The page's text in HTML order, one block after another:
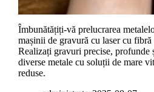
Îmbunătățiți-vă prelucrarea
mașinii de gravură cu laser cu
Realizați gravuri precise, profunde
diverse metale cu soluții de mare
reduse.